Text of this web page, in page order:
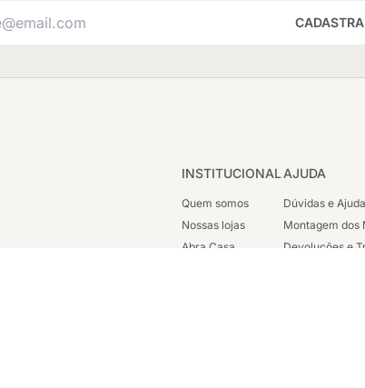
INSTITUCIONAL
Quem somos
Nossas lojas
Abra Casa
AJUDA
Dúvidas e
Montagem dos
Devoluções e